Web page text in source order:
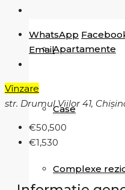
Apartamente
Case
Complexe
WhatsApp
Email
Vînzare
str. Drumul Viilor 41,
€50,500
€1,530